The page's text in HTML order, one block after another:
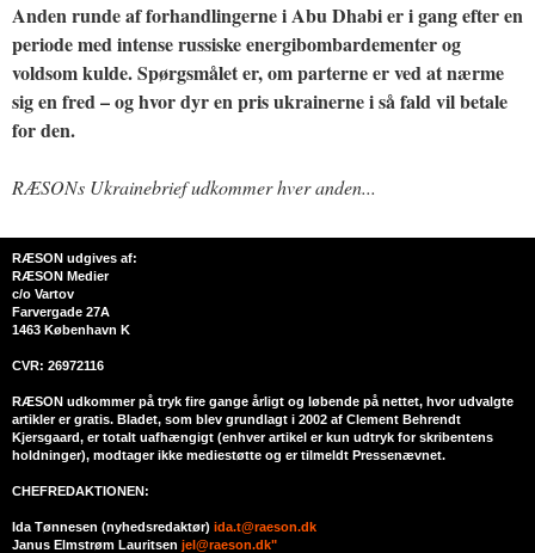
Anden runde af forhandlingerne i Abu Dhabi er i gang efter en
periode med intense russiske energibombardementer og
voldsom kulde. Spørgsmålet er, om parterne er ved at nærme
sig en fred – og hvor dyr en pris ukrainerne i så fald vil betale
for den.
RÆSONs Ukrainebrief udkommer hver anden...
RÆSON udgives af:
RÆSON Medier
c/o Vartov
Farvergade 27A
1463 København K
CVR: 26972116
RÆSON udkommer på tryk fire gange årligt og løbende på nettet, hvor udvalgte
artikler er gratis. Bladet, som blev grundlagt i 2002 af Clement Behrendt
Kjersgaard, er totalt uafhængigt (enhver artikel er kun udtryk for skribentens
holdninger), modtager ikke mediestøtte og er tilmeldt Pressenævnet.
CHEFREDAKTIONEN:
Ida Tønnesen (nyhedsredaktør) ida.t@raeson.dk
Janus Elmstrøm Lauritsen jel@raeson.dk"